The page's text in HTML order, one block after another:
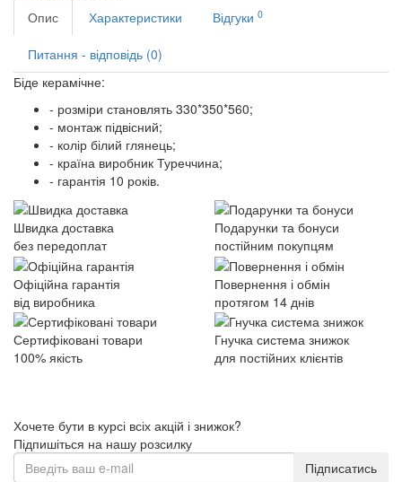
Опис
Характеристики Відгуки 0
Питання - відповідь (0)
Біде керамічне:
- розміри становлять 330*350*560;
- монтаж підвісний;
- колір білий глянець;
- країна виробник Туреччина;
- гарантія 10 років.
Швидка доставка
без передоплат
Подарунки та бонуси
постійним покупцям
Офіційна гарантія
від виробника
Повернення і обмін
протягом 14 днів
Сертифіковані товари
100% якість
Гнучка система знижок
для постійних клієнтів
Хочете бути в курсі всіх акцій і знижок?
Підпишіться на нашу розсилку
Підписатись